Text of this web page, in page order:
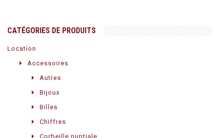
CATÉGORIES DE PRODUITS
Location
Accessoires
Autres
Bijoux
Billes
Chiffres
Corbeille nuptiale